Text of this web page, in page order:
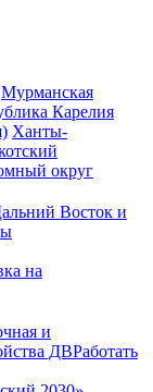
Мурманская
Карелия
Ханты-
округ
Восток и
на
и
ДВРаботать